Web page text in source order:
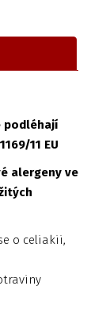
podléhají
11 EU
alergeny ve
o celiakii,